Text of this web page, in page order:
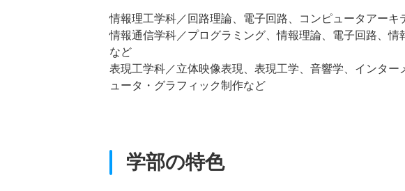
情報理工学科／回路理論、電子回路、コンピュータアーキ
情報通信学科／プログラミング、情報理論、電子回路、
など
表現工学科／立体映像表現、表現工学、音響学、インタ
ュータ・グラフィック制作など
学部の特色